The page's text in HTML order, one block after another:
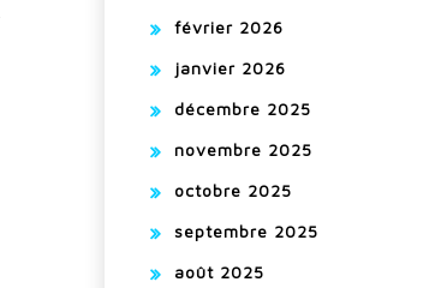
février 2026
janvier 2026
décembre 2025
novembre 2025
octobre 2025
septembre 2025
août 2025